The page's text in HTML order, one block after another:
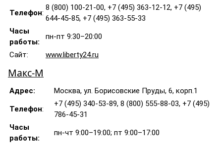
Телефон:
8 (800) 100-21-00, +7 (495) 363-12-12, +7 (495)
644-45-85, +7 (495) 363-55-33
Часы
работы:
пн-пт 9:30–20:00
Сайт: www.liberty24.ru
Макс-М
Адрес: Москва, ул. Борисовские Пруды, 6, корп.1
Телефон:
+7 (495) 340-53-89, 8 (800) 555-88-03, +7 (495)
786-45-31
Часы
работы:
пн-чт 9:00–19:00; пт 9:00–17:00